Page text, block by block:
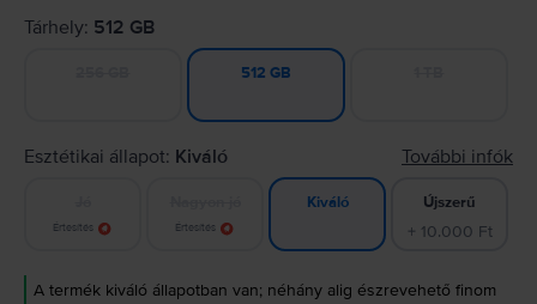
Tárhely: 512 GB
512 GB
Esztétikai állapot: Kiváló További infók
Értesítés Értesítés
Kiváló Újszerű
+ 10.000 Ft
A termék kiváló állapotban van; néhány alig észrevehető finom